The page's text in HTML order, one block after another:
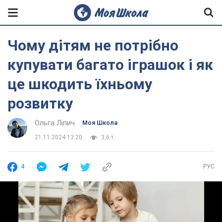
Чому дітям не потрібно
купувати багато іграшок і як
це шкодить їхньому
розвитку
Ольга Ліпич Моя Школа
21.11.2024 13:20 3,6 т.
4 РУС